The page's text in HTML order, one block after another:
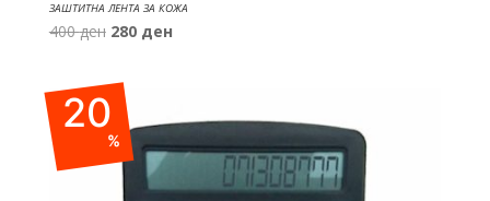
ЗАШТИТНА ЛЕНТА ЗА КОЖА
400ден Original
was:
400 ден.
280 денCurrent
20
%